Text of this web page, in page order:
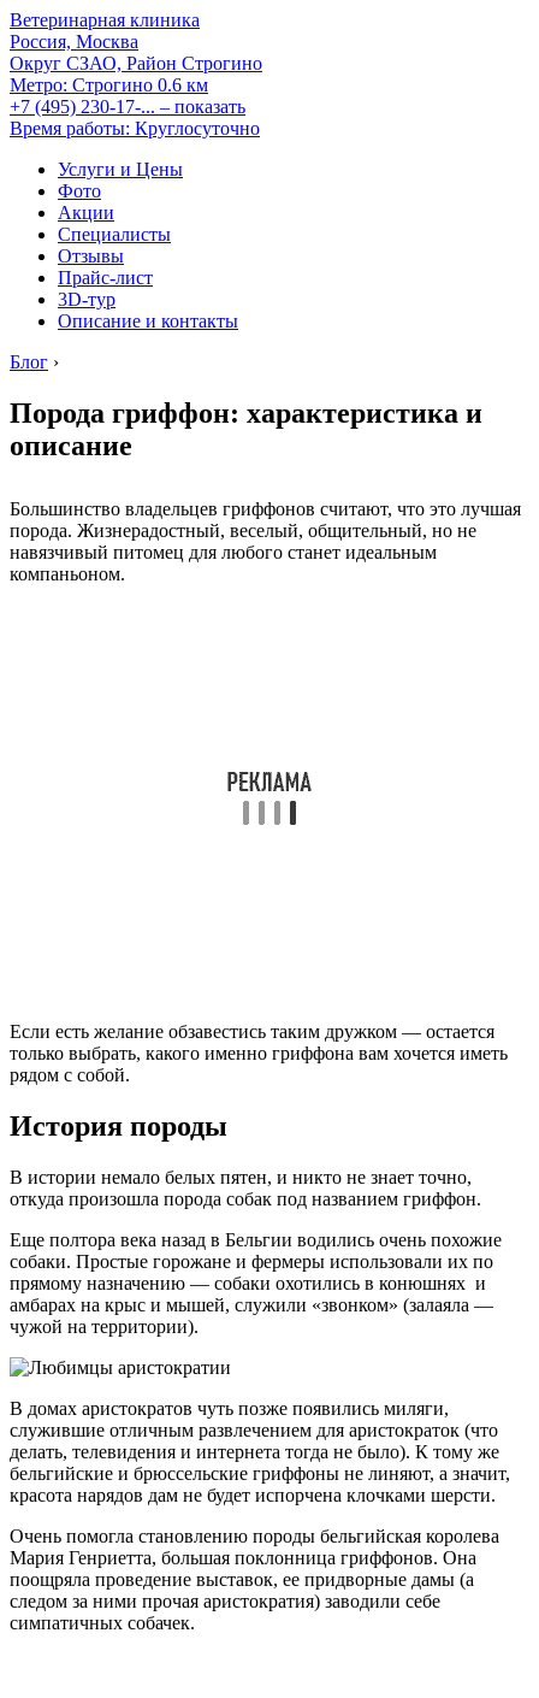
Ветеринарная клиника
Россия, Москва
Округ СЗАО, Район Строгино
Метро: Строгино 0.6 км
+7 (495) 230-17-... – показать
Время работы: Круглосуточно
Услуги и Цены
Фото
Акции
Специалисты
Отзывы
Прайс-лист
3D-тур
Описание и контакты
Блог ›
Порода гриффон: характеристика и
описание
Большинство владельцев гриффонов считают, что это лучшая
порода. Жизнерадостный, веселый, общительный, но не
навязчивый питомец для любого станет идеальным
компаньоном.
Если есть желание обзавестись таким дружком — остается
только выбрать, какого именно гриффона вам хочется иметь
рядом с собой.
История породы
В истории немало белых пятен, и никто не знает точно,
откуда произошла порода собак под названием гриффон.
Еще полтора века назад в Бельгии водились очень похожие
собаки. Простые горожане и фермеры использовали их по
прямому назначению — собаки охотились в конюшнях и
амбарах на крыс и мышей, служили «звонком» (залаяла —
чужой на территории).
В домах аристократов чуть позже появились миляги,
служившие отличным развлечением для аристократок (что
делать, телевидения и интернета тогда не было). К тому же
бельгийские и брюссельские гриффоны не линяют, а значит,
красота нарядов дам не будет испорчена клочками шерсти.
Очень помогла становлению породы бельгийская королева
Мария Генриетта, большая поклонница гриффонов. Она
поощряла проведение выставок, ее придворные дамы (а
следом за ними прочая аристократия) заводили себе
симпатичных собачек.